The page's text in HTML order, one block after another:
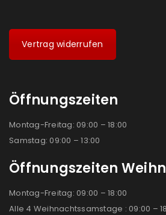
Vertrag widerrufen
Öffnungszeiten
Montag-Freitag: 09:00 – 18:00
Samstag: 09:00 – 13:00
Öffnungszeiten
Montag-Freitag: 09:00 – 18:00
Alle 4 Weihnachtssamstage : 09:00 –